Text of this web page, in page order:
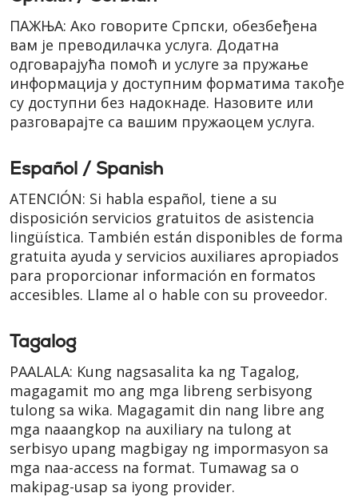
ПАЖЊА: Ако говорите Cрпски, обезбеђена
вам је преводилачка услуга. Додатна
одговарајућа помоћ и услуге за пружање
информација у доступним форматима такође
су доступни без надокнаде. Назовите или
разговарајте са вашим пружаоцем услуга.
Español / Spanish
ATENCIÓN: Si habla español, tiene a su
disposición servicios gratuitos de asistencia
lingüística. También están disponibles de forma
gratuita ayuda y servicios auxiliares apropiados
para proporcionar información en formatos
accesibles. Llame al o hable con su proveedor.
Tagalog
PAALALA: Kung nagsasalita ka ng Tagalog,
magagamit mo ang mga libreng serbisyong
tulong sa wika. Magagamit din nang libre ang
mga naaangkop na auxiliary na tulong at
serbisyo upang magbigay ng impormasyon sa
mga naa-access na format. Tumawag sa o
makipag-usap sa iyong provider.